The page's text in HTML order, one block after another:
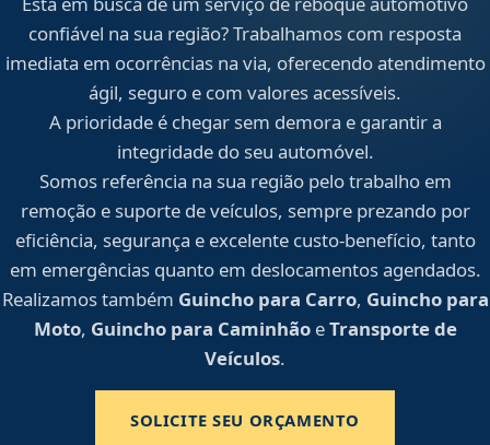
confiável na sua região? Trabalhamos com resposta
imediata em ocorrências na via, oferecendo atendimento
ágil, seguro e com valores acessíveis.
A prioridade é chegar sem demora e garantir a
integridade do seu automóvel.
Somos referência na sua região pelo trabalho em
remoção e suporte de veículos, sempre prezando por
eficiência, segurança e excelente custo-benefício, tanto
em emergências quanto em deslocamentos agendados.
Realizamos também Guincho para Carro, Guincho para
Moto, Guincho para CaminhãoeTransporte de
Veículos.
SOLICITE SEU ORÇAMENTO